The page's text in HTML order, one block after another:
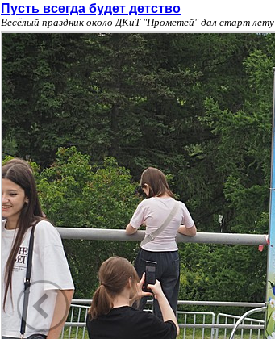
Пусть всегда будет детство
Весёлый праздник около ДКиТ "Прометей" дал старт лету